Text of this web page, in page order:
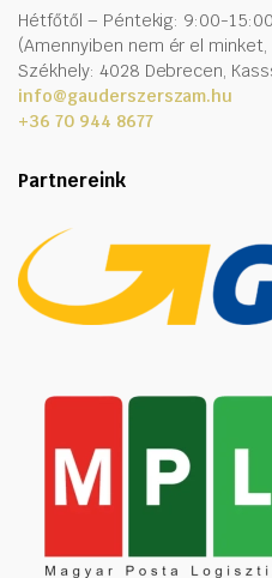
Hétfőtől – Péntekig: 9:00-15:00
(Amennyiben nem ér el
Székhely: 4028 Debrecen,
info@gauderszerszam.hu
+36 70 944 8677
Partnereink